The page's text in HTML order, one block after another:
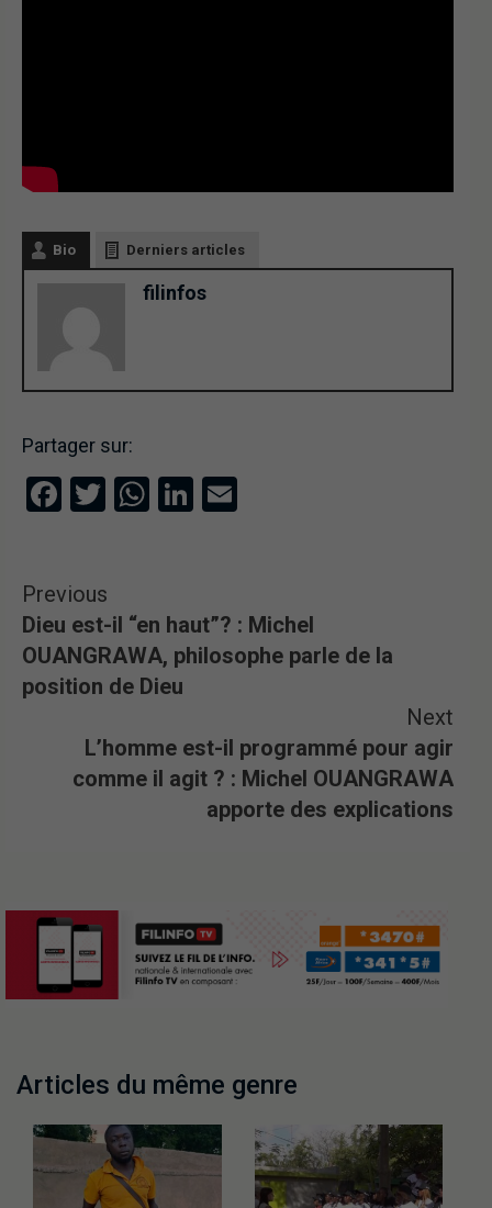
Bio Derniers articles
filinfos
Partager sur:
Facebook
TwitterWhatsApp
LinkedIn
Previous
Dieu est-il “en haut”? : Michel
OUANGRAWA, philosophe parle de la
position de Dieu
Next
L’homme est-il programmé pour agir
comme il agit ? : Michel OUANGRAWA
apporte des explications
Articles du même genre